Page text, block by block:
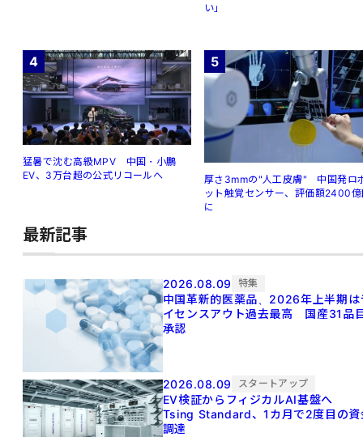
い」
4
猛暑で沈む高級MPV 中国・小鵬
EV、3万台超の公式リコールへ
5
厚さ3mmの"人工皮膚" 中国発ロ
ット触覚センサー、評価額2400
に
最新記事
2026.08.09 特集
中国革新的医薬品、2026年上半期は
イセンスアウト過去最高 国産31品
承認
2026.08.09 スタートアップ
EV検証からフィジカルAI基盤へ
Tsing Standard、1カ月で2度目の資
調達